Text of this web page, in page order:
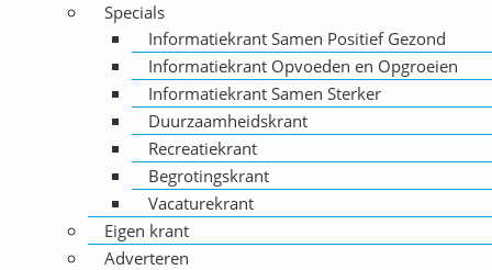
Specials
Informatiekrant Samen Positief Gezond
Informatiekrant Opvoeden en Opgroeien
Informatiekrant Samen Sterker
Duurzaamheidskrant
Recreatiekrant
Begrotingskrant
Vacaturekrant
Eigen krant
Adverteren